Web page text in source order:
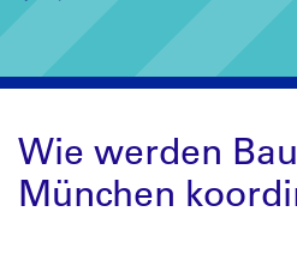
Wie werden
München